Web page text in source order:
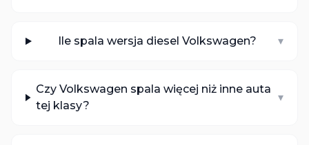
Ile spala wersja diesel Volkswagen? ▾
Czy Volkswagen spala więcej niż inne auta
tej klasy?
▾